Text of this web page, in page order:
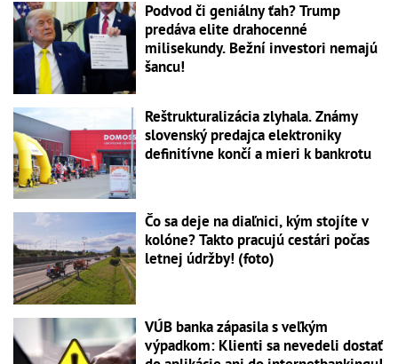
Podvod či geniálny ťah? Trump
predáva elite drahocenné
milisekundy. Bežní investori nemajú
šancu!
Reštrukturalizácia zlyhala. Známy
slovenský predajca elektroniky
definitívne končí a mieri k bankrotu
Čo sa deje na diaľnici, kým stojíte v
kolóne? Takto pracujú cestári počas
letnej údržby! (foto)
VÚB banka zápasila s veľkým
výpadkom: Klienti sa nevedeli dostať